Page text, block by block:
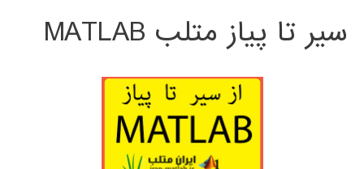
سیر تا پیاز متلب MATLAB